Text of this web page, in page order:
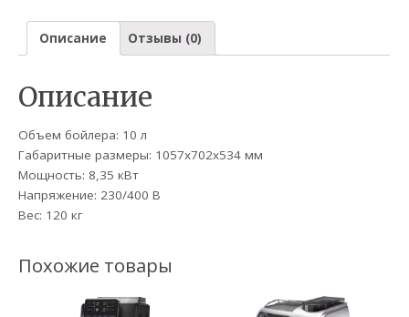
Описание Отзывы (0)
Описание
Объем бойлера: 10 л
Габаритные размеры: 1057х702х534 мм
Мощность: 8,35 кВт
Напряжение: 230/400 В
Вес: 120 кг
Похожие товары